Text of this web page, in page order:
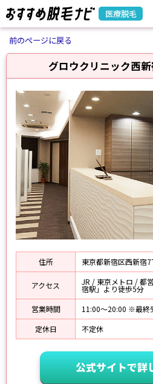
医療脱毛
前のページに戻る
グロウクリニック西
住所 東京都新宿区西新宿
アクセス JR / 東京メトロ / 都
宿駅」より徒歩5分
営業時間
11:00〜20:00 ※最終
定休日
不定休
公式サイトで詳